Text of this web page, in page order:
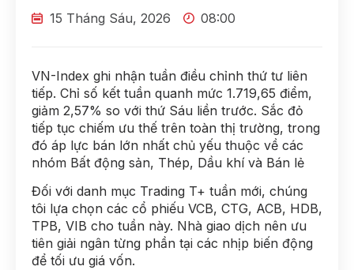
15 Tháng Sáu, 2026 08:00
VN-Index ghi nhận tuần điều chỉnh thứ tư liên
tiếp. Chỉ số kết tuần quanh mức 1.719,65 điểm,
giảm 2,57% so với thứ Sáu liền trước. Sắc đỏ
tiếp tục chiếm ưu thế trên toàn thị trường, trong
đó áp lực bán lớn nhất chủ yếu thuộc về các
nhóm Bất động sản, Thép, Dầu khí và Bán lẻ
Đối với danh mục Trading T+ tuần mới, chúng
tôi lựa chọn các cổ phiếu VCB, CTG, ACB, HDB,
TPB, VIB cho tuần này. Nhà giao dịch nên ưu
tiên giải ngân từng phần tại các nhịp biến động
để tối ưu giá vốn.